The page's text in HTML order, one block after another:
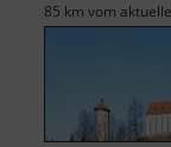
85 km vom